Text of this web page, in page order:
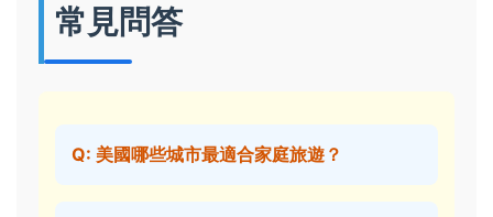
常見問答
Q: 美國哪些城市最適合家庭旅遊？